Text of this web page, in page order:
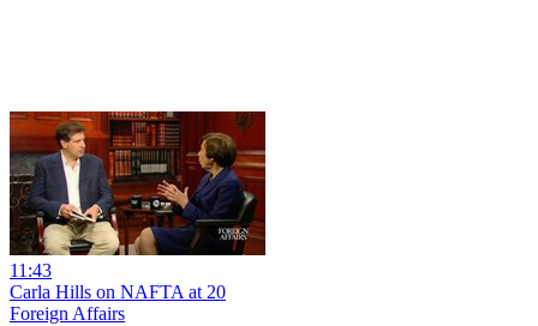
11:43
Carla Hills on NAFTA at 20
Foreign Affairs